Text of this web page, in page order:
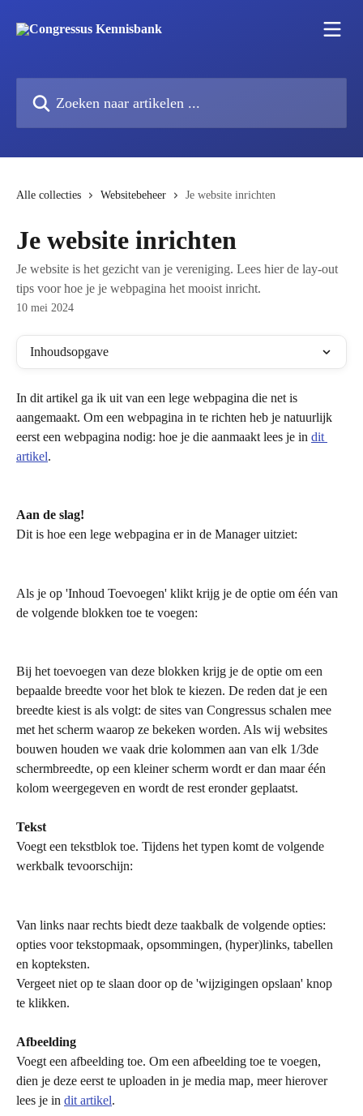
Alle collecties Websitebeheer Je website inrichten
Je website inrichten
Je website is het gezicht van je vereniging. Lees hier de lay-out
tips voor hoe je je webpagina het mooist inricht.
10 mei 2024
Inhoudsopgave
In dit artikel ga ik uit van een lege webpagina die net is
aangemaakt. Om een webpagina in te richten heb je natuurlijk
eerst een webpagina nodig: hoe je die aanmaakt lees je in dit
artikel.
Aan de slag!
Dit is hoe een lege webpagina er in de Manager uitziet:
Als je op 'Inhoud Toevoegen' klikt krijg je de optie om één van
de volgende blokken toe te voegen:
Bij het toevoegen van deze blokken krijg je de optie om een
bepaalde breedte voor het blok te kiezen. De reden dat je een
breedte kiest is als volgt: de sites van Congressus schalen mee
met het scherm waarop ze bekeken worden. Als wij websites
bouwen houden we vaak drie kolommen aan van elk 1/3de
schermbreedte, op een kleiner scherm wordt er dan maar één
kolom weergegeven en wordt de rest eronder geplaatst.
Tekst
Voegt een tekstblok toe. Tijdens het typen komt de volgende
werkbalk tevoorschijn:
Van links naar rechts biedt deze taakbalk de volgende opties:
opties voor tekstopmaak, opsommingen, (hyper)links, tabellen
en kopteksten.
Vergeet niet op te slaan door op de 'wijzigingen opslaan' knop
te klikken.
Afbeelding
Voegt een afbeelding toe. Om een afbeelding toe te voegen,
dien je deze eerst te uploaden in je media map, meer hierover
lees je in dit artikel.